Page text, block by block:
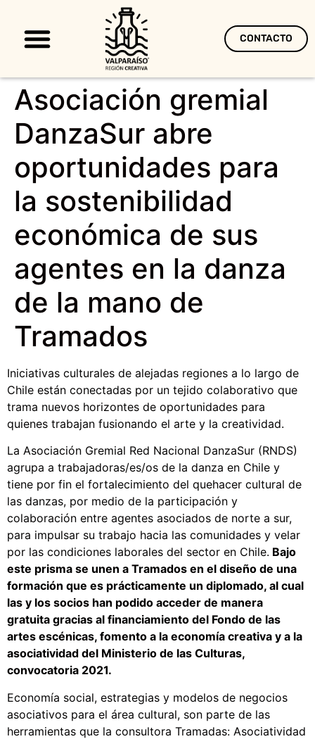
CONTACTO
Asociación gremial
DanzaSur abre
oportunidades para
la sostenibilidad
económica de sus
agentes en la danza
de la mano de
Tramados
Iniciativas culturales de alejadas regiones a lo largo de
Chile están conectadas por un tejido colaborativo que
trama nuevos horizontes de oportunidades para
quienes trabajan fusionando el arte y la creatividad.
La Asociación Gremial Red Nacional DanzaSur (RNDS)
agrupa a trabajadoras/es/os de la danza en Chile y
tiene por fin el fortalecimiento del quehacer cultural de
las danzas, por medio de la participación y
colaboración entre agentes asociados de norte a sur,
para impulsar su trabajo hacia las comunidades y velar
por las condiciones laborales del sector en Chile. Bajo
este prisma se unen a Tramados en el diseño de una
formación que es prácticamente un diplomado, al cual
las y los socios han podido acceder de manera
gratuita gracias al financiamiento del Fondo de las
artes escénicas, fomento a la economía creativa y a la
asociatividad del Ministerio de las Culturas,
convocatoria 2021.
Economía social, estrategias y modelos de negocios
asociativos para el área cultural, son parte de las
herramientas que la consultora Tramadas: Asociatividad